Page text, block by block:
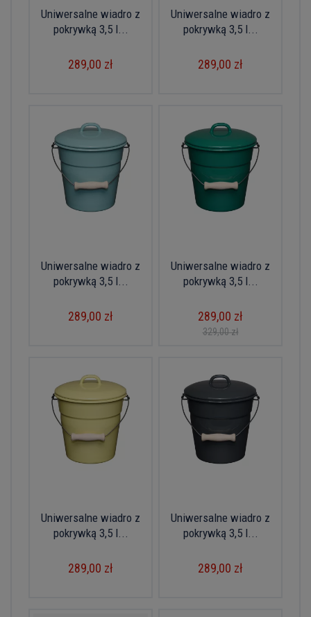
Uniwersalne wiadro z
pokrywką 3,5 l...
289,00 zł
Uniwersalne wiadro z
pokrywką 3,5 l...
289,00 zł
Uniwersalne wiadro z
pokrywką 3,5 l...
289,00 zł
Uniwersalne wiadro z
pokrywką 3,5 l...
289,00 zł
329,00 zł
Uniwersalne wiadro z
pokrywką 3,5 l...
289,00 zł
Uniwersalne wiadro z
pokrywką 3,5 l...
289,00 zł